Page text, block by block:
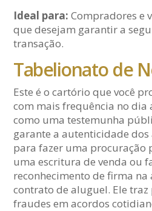
Ideal para: Compradores e
que desejam garantir a
transação.
Tabelionato de
Este é o cartório que você
com mais frequência no dia
como uma testemunha
garante a autenticidade dos
para fazer uma procuração
uma escritura de venda ou
reconhecimento de firma
contrato de aluguel. Ele traz
fraudes em acordos